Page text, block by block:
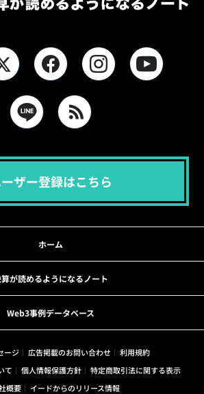
ザー登録はこちら
ホーム
が読めるようになるノート
Web3事例データベース
ージ 広告掲載のお問い合わせ
利用規約
て
個人情報保護方針
特定商取引法に関する表示
概要
イードからのリリース情報